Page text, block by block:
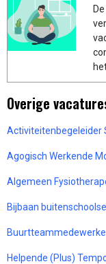
Overige
Activiteitenbegeleider
Agogisch Werkende
Algemeen
Bijbaan
Helpende (Plus)